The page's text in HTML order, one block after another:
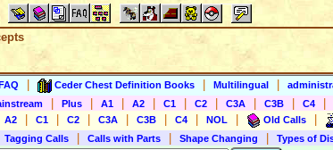
Ceder Chest Definition Books Multilingual
Plus A1 A2 C1 C2 C3A C3B C4
A2 C1 C2 C3A C3B C4 NOL Old Calls
Tagging Calls Calls with Parts Shape Changing
Types of